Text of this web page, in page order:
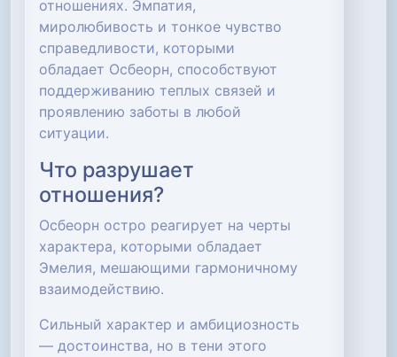
отношениях. Эмпатия,
миролюбивость и тонкое чувство
справедливости, которыми
обладает Осбеорн, способствуют
поддерживанию теплых связей и
проявлению заботы в любой
ситуации.
Что разрушает
отношения?
Осбеорн остро реагирует на черты
характера, которыми обладает
Эмелия, мешающими гармоничному
взаимодействию.
Сильный характер и амбициозность
— достоинства, но в тени этого